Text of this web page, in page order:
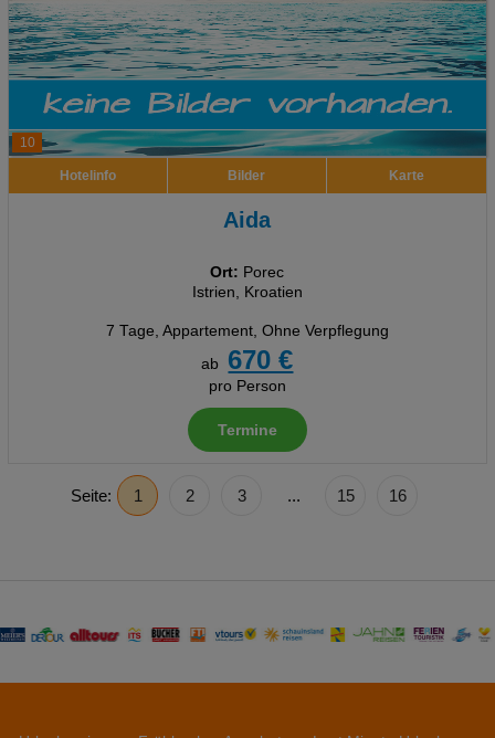
10
Hotelinfo Bilder Karte
Aida
Ort: Porec
Istrien, Kroatien
7 Tage, Appartement, Ohne Verpflegung
ab
670 €
pro Person
Termine
Seite: 1 2 3 ... 15 16